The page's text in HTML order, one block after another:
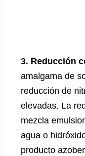
3. Reducción
amalgama de
reducción de
elevadas. La
mezcla
agua o
producto